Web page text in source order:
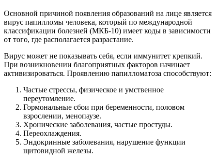
Основной причиной появления образований на лице является
вирус папилломы человека, который по международной
классификации болезней (МКБ-10) имеет коды в зависимости
от того, где располагается разрастание.
Вирус может не показывать себя, если иммунитет крепкий.
При возникновении благоприятных факторов начинает
активизироваться. Проявлению папилломатоза способствуют:
Частые стрессы, физическое и умственное
переутомление.
Гормональные сбои при беременности, половом
взрослении, менопаузе.
Хронические заболевания, частые простуды.
Переохлаждения.
Эндокринные заболевания, нарушение функции
щитовидной железы.